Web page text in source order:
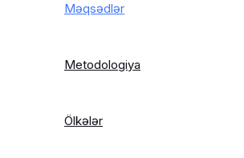
Məqsədlər
Metodologiya
Ölkələr